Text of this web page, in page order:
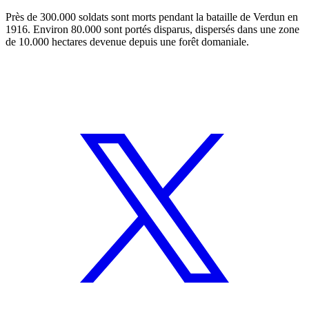
Près de 300.000 soldats sont morts pendant la bataille de Verdun en
1916. Environ 80.000 sont portés disparus, dispersés dans une zone
de 10.000 hectares devenue depuis une forêt domaniale.